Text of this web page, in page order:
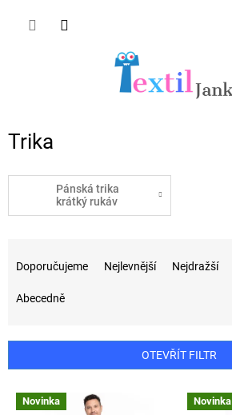
Trika
Pánská trika
krátký rukáv
r
Doporučujeme Nejlevnější Nejdražší
Abecedně
OTEVŘÍT FILTR
V Novinka Novinka